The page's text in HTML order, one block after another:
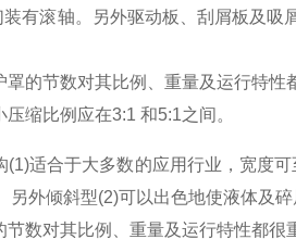
有滚轴。另外驱动板、刮屑板及
的节数对其比例、重量及运行特性
缩比例应在3:1 和5:1之间。
(1)适合于大多数的应用行业，宽度
另外倾斜型(2)可以出色地使液体及碎
节数对其比例、重量及运行特性都